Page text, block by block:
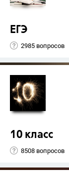
ЕГЭ
2985 вопросов
10 класс
8508 вопросов